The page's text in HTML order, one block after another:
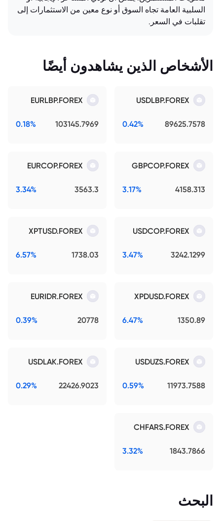
السلبية العامة تجاه السوق أو نوع معين من الاستثمارات إلى
تقلبات في السعر.
الأشخاص الذين يشاهدون أيضًا
USDLBP.FOREX
89625.7578
0.42%
EURLBP.FOREX
103145.7969
0.18%
GBPCOP.FOREX
4158.313
3.17%
EURCOP.FOREX
3563.3
3.34%
USDCOP.FOREX
3242.1299
3.47%
XPTUSD.FOREX
1738.03
6.57%
XPDUSD.FOREX
1350.89
6.47%
EURIDR.FOREX
20778
0.39%
USDUZS.FOREX
11973.7588
0.59%
USDLAK.FOREX
22426.9023
0.29%
CHFARS.FOREX
1843.7866
3.32%
البحث